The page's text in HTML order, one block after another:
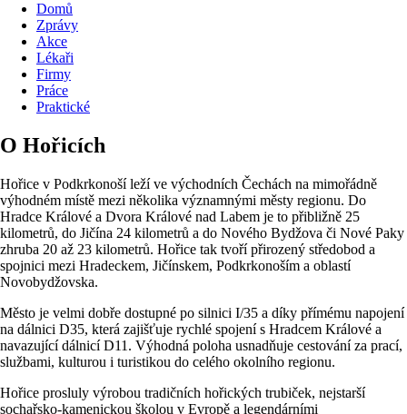
Domů
Zprávy
Akce
Lékaři
Firmy
Práce
Praktické
O Hořicích
Hořice v Podkrkonoší leží ve východních Čechách na mimořádně
výhodném místě mezi několika významnými městy regionu. Do
Hradce Králové a Dvora Králové nad Labem je to přibližně 25
kilometrů, do Jičína 24 kilometrů a do Nového Bydžova či Nové Paky
zhruba 20 až 23 kilometrů. Hořice tak tvoří přirozený středobod a
spojnici mezi Hradeckem, Jičínskem, Podkrkonoším a oblastí
Novobydžovska.
Město je velmi dobře dostupné po silnici I/35 a díky přímému napojení
na dálnici D35, která zajišťuje rychlé spojení s Hradcem Králové a
navazující dálnicí D11. Výhodná poloha usnadňuje cestování za prací,
službami, kulturou i turistikou do celého okolního regionu.
Hořice prosluly výrobou tradičních hořických trubiček, nejstarší
sochařsko-kamenickou školou v Evropě a legendárními